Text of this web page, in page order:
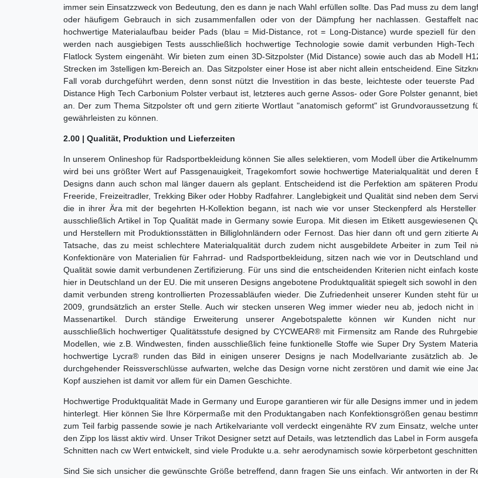
immer sein Einsatzzweck von Bedeutung, den es dann je nach Wahl erfüllen sollte. Das Pad muss zu dem
oder häufigem Gebrauch in sich zusammenfallen oder von der Dämpfung her nachlassen. Gestaffelt
hochwertige Materialaufbau beider Pads (blau = Mid-Distance, rot = Long-Distance) wurde speziell für
werden nach ausgiebigen Tests ausschließlich hochwertige Technologie sowie damit verbunden High-
Flatlock System eingenäht. Wir bieten zum einen 3D-Sitzpolster (Mid Distance) sowie auch das ab Modell
Strecken im 3stelligen km-Bereich an. Das Sitzpolster einer Hose ist aber nicht allein entscheidend. Eine
Fall vorab durchgeführt werden, denn sonst nützt die Investition in das beste, leichteste oder teuerste
Distance High Tech Carbonium Polster verbaut ist, letzteres auch gerne Assos- oder Gore Polster genannt,
an. Der zum Thema Sitzpolster oft und gern zitierte Wortlaut "anatomisch geformt" ist Grundvoraussetzung
gewährleisten zu können.
2.00 | Qualität, Produktion und Lieferzeiten
In unserem Onlineshop für Radsportbekleidung können Sie alles selektieren, vom Modell über die
wird bei uns größter Wert auf Passgenauigkeit, Tragekomfort sowie hochwertige Materialqualität und
Designs dann auch schon mal länger dauern als geplant. Entscheidend ist die Perfektion am späteren
Freeride, Freizeitradler, Trekking Biker oder Hobby Radfahrer. Langlebigkeit und Qualität sind neben dem
die in ihrer Ära mit der begehrten H-Kollektion begann, ist nach wie vor unser Steckenpferd als
ausschließlich Artikel in Top Qualität made in Germany sowie Europa. Mit diesen im Etikett ausgewiesenen
und Herstellern mit Produktionsstätten in Billiglohnländern oder Fernost. Das hier dann oft und gern
Tatsache, das zu meist schlechtere Materialqualität durch zudem nicht ausgebildete Arbeiter in zum Teil
Konfektionäre von Materialien für Fahrrad- und Radsportbekleidung, sitzen nach wie vor in Deutschland
Qualität sowie damit verbundenen Zertifizierung. Für uns sind die entscheidenden Kriterien nicht einfach
hier in Deutschland un der EU. Die mit unseren Designs angebotene Produktqualität spiegelt sich sowohl in
damit verbunden streng kontrollierten Prozessabläufen wieder. Die Zufriedenheit unserer Kunden steht für
2009, grundsätzlich an erster Stelle. Auch wir stecken unseren Weg immer wieder neu ab, jedoch nicht
Massenartikel. Durch ständige Erweiterung unserer Angebotspalette können wir Kunden nicht
ausschließlich hochwertiger Qualitätsstufe designed by CYCWEAR® mit Firmensitz am Rande des
Modellen, wie z.B. Windwesten, finden ausschließlich feine funktionelle Stoffe wie Super Dry System
hochwertige Lycra® runden das Bild in einigen unserer Designs je nach Modellvariante zusätzlich ab.
durchgehender Reissverschlüsse aufwarten, welche das Design vorne nicht zerstören und damit wie eine
Kopf ausziehen ist damit vor allem für ein Damen Geschichte.
Hochwertige Produktqualität Made in Germany und Europe garantieren wir für alle Designs immer und in
hinterlegt. Hier können Sie Ihre Körpermaße mit den Produktangaben nach Konfektionsgrößen genau
zum Teil farbig passende sowie je nach Artikelvariante voll verdeckt eingenähte RV zum Einsatz, welche
den Zipp los lässt aktiv wird. Unser Trikot Designer setzt auf Details, was letztendlich das Label in Form
Schnitten nach cw Wert entwickelt, sind viele Produkte u.a. sehr aerodynamisch sowie körperbetont geschnitten.
Sind Sie sich unsicher die gewünschte Größe betreffend, dann fragen Sie uns einfach. Wir antworten in der